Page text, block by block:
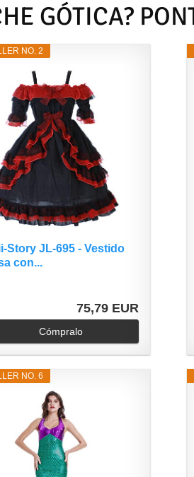
GÓTICA?
NO. 2
Story JL-695 - Vestido
con...
75,79 EUR
Cómpralo
NO. 6